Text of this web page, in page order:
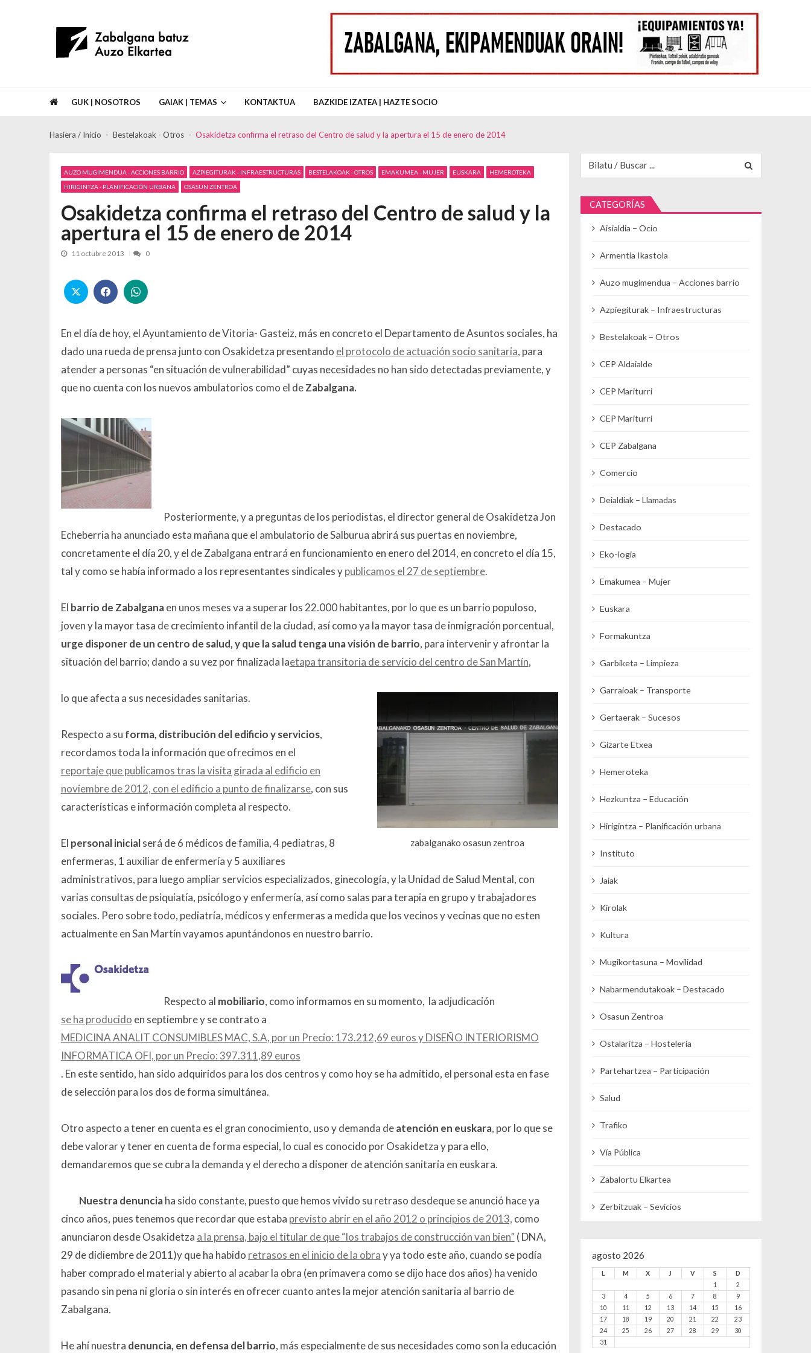
Asociación de Vecinos Zabalgana Batuz Auzo Elkartea
GUK | NOSOTROS GAIAK | TEMAS KONTAKTUA BAZKIDE IZATEA | HAZTE SOCIO
Hasiera / Inicio Bestelakoak - Otros Osakidetza confirma el retraso del Centro de salud y la apertura el 15 de enero de 2014
AUZO MUGIMENDUA - ACCIONES BARRIO AZPIEGITURAK - INFRAESTRUCTURAS BESTELAKOAK - OTROS EMAKUMEA - MUJER EUSKARA
HEMEROTEKA
HIRIGINTZA - PLANIFICACIÓN URBANA
OSASUN ZENTROA
Osakidetza confirma el retraso del Centro de salud y la
apertura el 15 de enero de 2014
11 octubre 2013 0
En el día de hoy, el Ayuntamiento de Vitoria- Gasteiz, más en concreto el Departamento de Asuntos sociales, ha
dado una rueda de prensa junto con Osakidetza presentando el protocolo de actuación socio sanitaria, para
atender a personas “en situación de vulnerabilidad” cuyas necesidades no han sido detectadas previamente, y
que no cuenta con los nuevos ambulatorios como el deZabalgana.
Posteriormente, y a preguntas de los periodistas, el director general de Osakidetza Jon
Echeberria ha anunciado esta mañana que el ambulatorio de Salburua abrirá sus puertas en noviembre,
concretamente el día 20, y el de Zabalgana entrará en funcionamiento en enero del 2014, en concreto el día 15,
tal y como se había informado a los representantes sindicales ypublicamos el 27 de septiembre.
El barrio de Zabalganaen unos meses va a superar los 22.000 habitantes, por lo que es un barrio populoso,
joven y la mayor tasa de crecimiento infantil de la ciudad, así como ya la mayor tasa de inmigración porcentual,
urge disponer de un centro de salud, y que la salud tenga una visión de barrio, para intervenir y afrontar la
situación del barrio; dando a su vez por finalizada laetapa transitoria de servicio del centro de San Martín,
zabalganako osasun zentroa
lo que afecta a sus necesidades sanitarias.
Respecto a su forma, distribución del edificio y servicios,
recordamos toda la información que ofrecimos en el
reportaje que publicamos tras la visita girada al edificio en
noviembre de 2012, con el edificio a punto de finalizarse, con sus
características e información completa al respecto.
El personal inicialserá de 6 médicos de familia, 4 pediatras, 8
enfermeras, 1 auxiliar de enfermería y 5 auxiliares
administrativos, para luego ampliar servicios especializados, ginecología, y la Unidad de Salud Mental, con
varias consultas de psiquiatía, psicólogo y enfermería, así como salas para terapia en grupo y trabajadores
sociales. Pero sobre todo, pediatría, médicos y enfermeras a medida que los vecinos y vecinas que no esten
actualmente en San Martín vayamos apuntándonos en nuestro barrio.
Respecto al mobiliario, como informamos en su momento, la adjudicación
se ha producido en septiembre y se contrato a
MEDICINA ANALIT CONSUMIBLES MAC, S.A, por un Precio: 173.212,69 euros y DISEÑO INTERIORISMO
INFORMATICA OFI, por un Precio: 397.311,89 euros
. En este sentido, han sido adquiridos para los dos centros y como hoy se ha admitido, el personal esta en fase
de selección para los dos de forma simultánea.
Otro aspecto a tener en cuenta es el gran conocimiento, uso y demanda deatención en euskara, por lo que se
debe valorar y tener en cuenta de forma especial, lo cual es conocido por Osakidetza y para ello,
demandaremos que se cubra la demanda y el derecho a disponer de atención sanitaria en euskara.
Nuestra denunciaha sido constante, puesto que hemos vivido su retraso desdeque se anunció hace ya
cinco años, pues tenemos que recordar que estaba previsto abrir en el año 2012 o principios de 2013, como
anunciaron desde Osakidetza a la prensa, bajo el titular de que “los trabajos de construcción van bien” ( DNA,
29 de didiembre de 2011)y que ha habido retrasos en el inicio de la obray ya todo este año, cuando se podía
haber comprado el material y abierto al acabar la obra (en primavera como se dijo hace dos años) ha venido
pasando sin pena ni gloria o sin interés en ofrecer cuanto antes la mejor atención sanitaria al barrio de
Zabalgana.
He ahí nuestra denuncia, en defensa del barrio, más especialmente de sus necesidades como son la educación
CATEGORÍAS
Aisialdia – Ocio
Armentia Ikastola
Auzo mugimendua – Acciones barrio
Azpiegiturak – Infraestructuras
Bestelakoak – Otros
CEP Aldaialde
CEP Mariturri
CEP Mariturri
CEP Zabalgana
Comercio
Deialdiak – Llamadas
Destacado
Eko-logia
Emakumea – Mujer
Euskara
Formakuntza
Garbiketa – Limpieza
Garraioak – Transporte
Gertaerak – Sucesos
Gizarte Etxea
Hemeroteka
Hezkuntza – Educación
Hirigintza – Planificación urbana
Instituto
Jaiak
Kirolak
Kultura
Mugikortasuna – Movilidad
Nabarmendutakoak – Destacado
Osasun Zentroa
Ostalaritza – Hostelería
Partehartzea – Participación
Salud
Trafiko
Vía Pública
Zabalortu Elkartea
Zerbitzuak – Sevicios
agosto 2026
L M X J V S
D
1
2
3
4 5 6 7 8
9
10
11 12 13 14 15
16
17
18 19 20 21 22
23
24
25 26 27 28 29
30
31